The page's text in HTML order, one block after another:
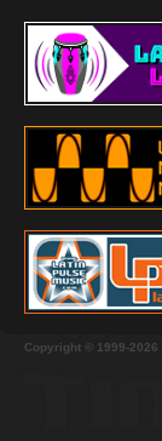
Copyright © 1999-2026